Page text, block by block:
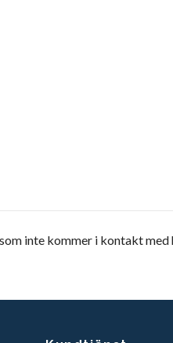
inte kommer i kontakt med